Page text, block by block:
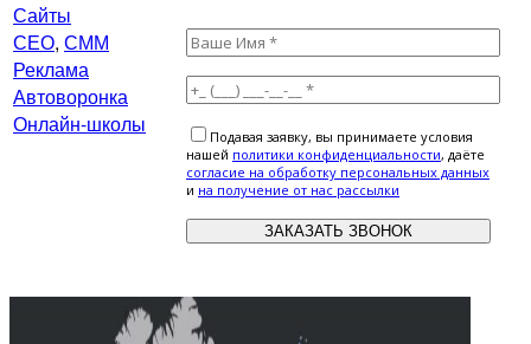
Сайты
СЕО, СММ
Реклама
Автоворонка
Онлайн-школы
Подавая заявку, вы принимаете условия
нашей политики конфиденциальности, даёте
cогласие на обработку персональных данных
и на получение от нас рассылки